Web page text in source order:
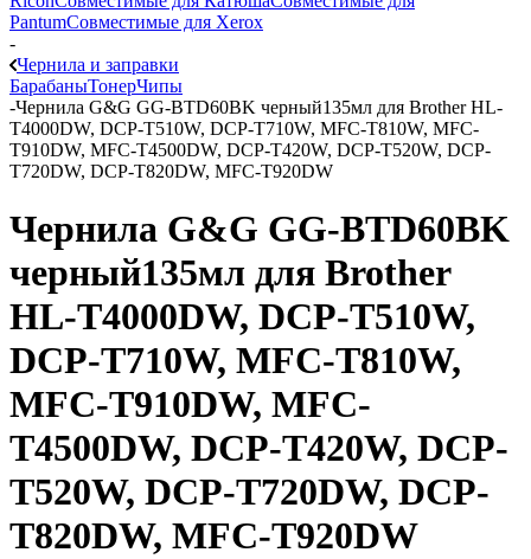
PantumСовместимые для Xerox
-
Чернила и заправки
БарабаныТонерЧипы
-Чернила G&G GG-BTD60BK черный135мл для Brother HL-
T4000DW, DCP-T510W, DCP-T710W, MFC-T810W, MFC-
T910DW, MFC-T4500DW, DCP-T420W, DCP-T520W, DCP-
T720DW, DCP-T820DW, MFC-T920DW
Чернила G&G GG-BTD60BK
черный135мл для Brother
HL-T4000DW, DCP-T510W,
DCP-T710W, MFC-T810W,
MFC-T910DW, MFC-
T4500DW, DCP-T420W, DCP-
T520W, DCP-T720DW, DCP-
T820DW, MFC-T920DW